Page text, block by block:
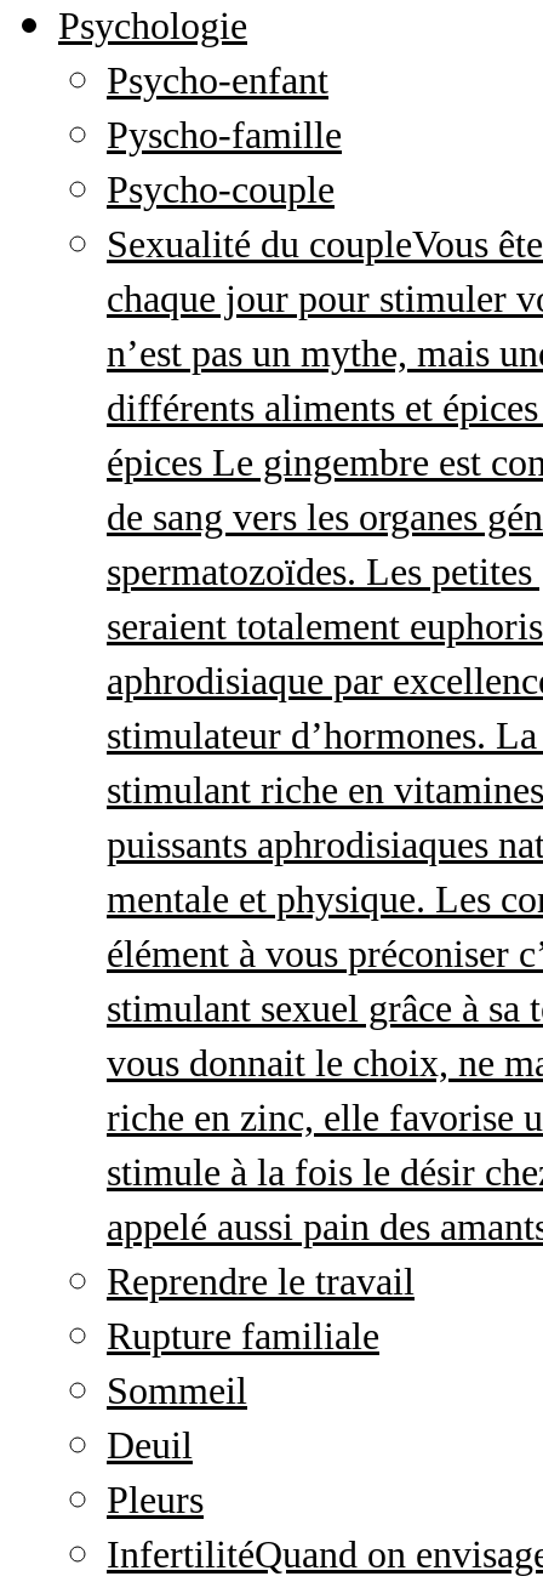
Psychologie
Psycho-enfant
Pyscho-famille
Psycho-couple
Sexualité du coupleVous
chaque jour pour stimuler
n’est pas un mythe, mais
différents aliments et
épices Le gingembre est
de sang vers les organes
spermatozoïdes. Les
seraient totalement
aphrodisiaque par
stimulateur d’hormones.
stimulant riche en
puissants aphrodisiaques
mentale et physique. Les
élément à vous préconiser
stimulant sexuel grâce à sa
vous donnait le choix, ne
riche en zinc, elle favorise
stimule à la fois le désir
appelé aussi pain des
Reprendre le travail
Rupture familiale
Sommeil
Deuil
Pleurs
InfertilitéQuand on